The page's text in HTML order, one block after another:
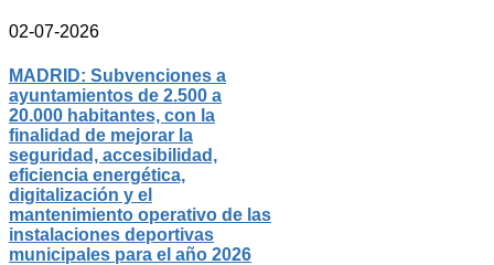
02-07-2026
MADRID: Subvenciones a
ayuntamientos de 2.500 a
20.000 habitantes, con la
finalidad de mejorar la
seguridad, accesibilidad,
eficiencia energética,
digitalización y el
mantenimiento operativo de las
instalaciones deportivas
municipales para el año 2026